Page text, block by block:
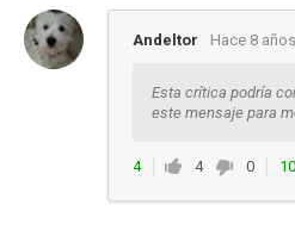
Andeltor Hace 8
Esta crítica podría
este mensaje para
4 4 0